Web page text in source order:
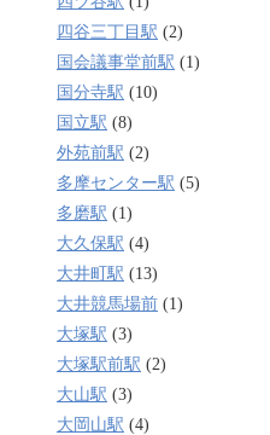
四谷三丁目駅 (2)
国会議事堂前駅 (1)
国分寺駅 (10)
国立駅 (8)
外苑前駅 (2)
多摩センター駅 (5)
多磨駅 (1)
大久保駅 (4)
大井町駅 (13)
大井競馬場前 (1)
大塚駅 (3)
大塚駅前駅 (2)
大山駅 (3)
大岡山駅 (4)